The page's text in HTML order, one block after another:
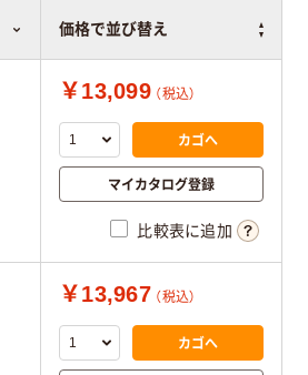
価格で並び替え
￥13,099 （税込）
カゴへ
マイカタログ登録
比較表に追加
￥13,967 （税込）
カゴへ